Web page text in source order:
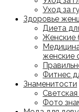
Уход за
Здоровье
Диета
Женские
женские
Фитнес
Знаменитости
Фото